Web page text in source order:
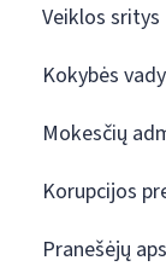
Veiklos sritys
Kokybės
Mokesčių
Korupcijos
Pranešėjų